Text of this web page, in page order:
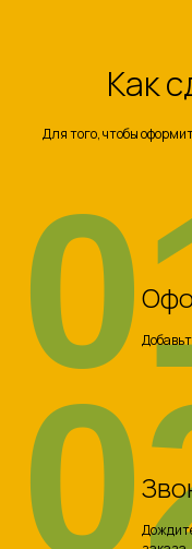
Как
Для того, чтобы